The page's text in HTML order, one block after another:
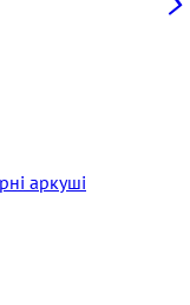
аркуші